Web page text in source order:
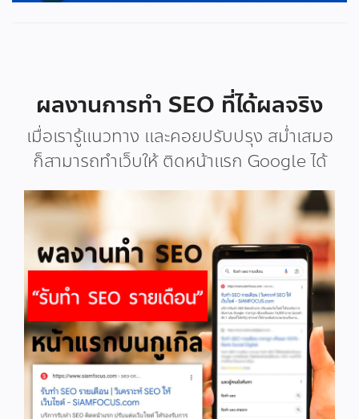
ผลงานการทำ SEO ที่ได้ผลจริง
เมื่อเรารู้แนวทาง และคอยปรับปรุง สม่ำเสมอ
ก็สามารถทำเว็บให้ ติดหน้าแรก Google ได้